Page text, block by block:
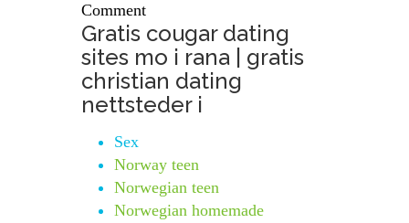
Comment
Gratis cougar dating
sites mo i rana | gratis
christian dating
nettsteder i
Sex
Norway teen
Norwegian teen
Norwegian homemade